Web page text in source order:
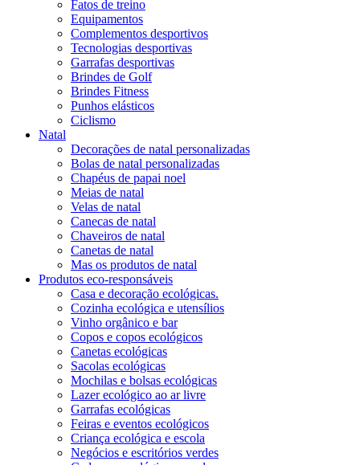
Fatos de treino
Equipamentos
Complementos desportivos
Tecnologias desportivas
Garrafas desportivas
Brindes de Golf
Brindes Fitness
Punhos elásticos
Ciclismo
Natal
Decorações de natal personalizadas
Bolas de natal personalizadas
Chapéus de papai noel
Meias de natal
Velas de natal
Canecas de natal
Chaveiros de natal
Canetas de natal
Mas os produtos de natal
Produtos eco-responsáveis
Casa e decoração ecológicas.
Cozinha ecológica e utensílios
Vinho orgânico e bar
Copos e copos ecológicos
Canetas ecológicas
Sacolas ecológicas
Mochilas e bolsas ecológicas
Lazer ecológico ao ar livre
Garrafas ecológicas
Feiras e eventos ecológicos
Criança ecológica e escola
Negócios e escritórios verdes